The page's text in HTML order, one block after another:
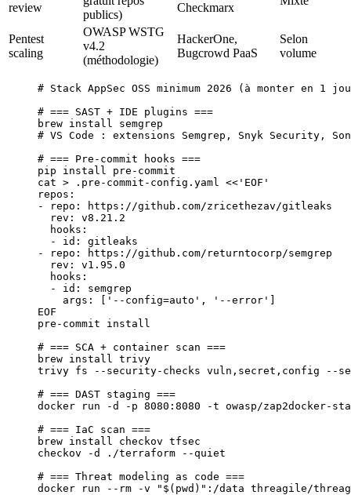
review
publics)
Checkmarx
Pentest
scaling
OWASP WSTG
v4.2
(méthodologie)
HackerOne,
Bugcrowd PaaS
Selon
volume
# Stack AppSec OSS minimum 2026 (à monter en 1
# === SAST + IDE plugins ===
brew install semgrep
# VS Code : extensions Semgrep, Snyk Security,
# === Pre-commit hooks ===
pip install
pre-commit
cat > .pre-commit-config.yaml << 'EOF'
repos:
- repo: https://github.com/zricethezav/gitleaks
  rev: v8.21.2
  hooks:
  - id: gitleaks
- repo: https://github.com/returntocorp/semgrep
  rev: v1.95.0
  hooks:
  - id: semgrep
    args: ['--config=auto', '--error']
EOF
pre-commit install
# === SCA + container scan ===
brew install
trivy
trivy fs --security-checks vuln,secret,config --
# === DAST staging ===
docker run -d -p 8080:8080 -t owasp/zap2docker-
# === IaC scan ===
brew install checkov tfsec
checkov -d ./terraform --quiet
# === Threat modeling as code ===
docker run --rm -v "$( pwd )":/data threagile/